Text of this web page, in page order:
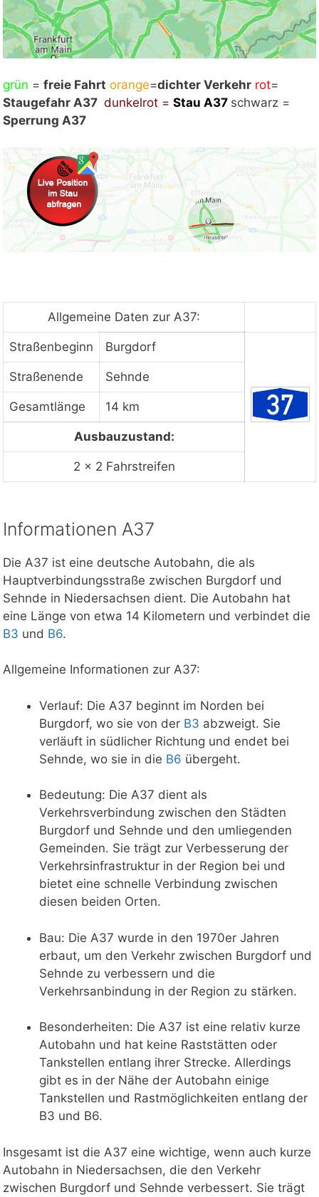
Mit Klick auf „Staukarte laden“ werden externe
Inhalte von Google nachgeladen. Mit dem Klick
auf "Staukarte laden" akzeptieren Sie unsere
ansehen
Staukarte laden
grün = freie Fahrt orange=dichter Verkehr rot=
Staugefahr A37 dunkelrot = Stau A37 schwarz =
Sperrung A37
Allgemeine Daten zur A37:
Straßenbeginn Burgdorf
Straßenende Sehnde
Gesamtlänge 14 km
Ausbauzustand:
2 × 2 Fahrstreifen
Informationen A37
Die A37 ist eine deutsche Autobahn, die als
Hauptverbindungsstraße zwischen Burgdorf und
Sehnde in Niedersachsen dient. Die Autobahn hat
eine Länge von etwa 14 Kilometern und verbindet die
B3 und B6.
Allgemeine Informationen zur A37:
Verlauf: Die A37 beginnt im Norden bei
Burgdorf, wo sie von der B3 abzweigt. Sie
verläuft in südlicher Richtung und endet bei
Sehnde, wo sie in die B6 übergeht.
Bedeutung: Die A37 dient als
Verkehrsverbindung zwischen den Städten
Burgdorf und Sehnde und den umliegenden
Gemeinden. Sie trägt zur Verbesserung der
Verkehrsinfrastruktur in der Region bei und
bietet eine schnelle Verbindung zwischen
diesen beiden Orten.
Bau: Die A37 wurde in den 1970er Jahren
erbaut, um den Verkehr zwischen Burgdorf und
Sehnde zu verbessern und die
Verkehrsanbindung in der Region zu stärken.
Besonderheiten: Die A37 ist eine relativ kurze
Autobahn und hat keine Raststätten oder
Tankstellen entlang ihrer Strecke. Allerdings
gibt es in der Nähe der Autobahn einige
Tankstellen und Rastmöglichkeiten entlang der
B3 und B6.
Insgesamt ist die A37 eine wichtige, wenn auch kurze
Autobahn in Niedersachsen, die den Verkehr
zwischen Burgdorf und Sehnde verbessert. Sie trägt